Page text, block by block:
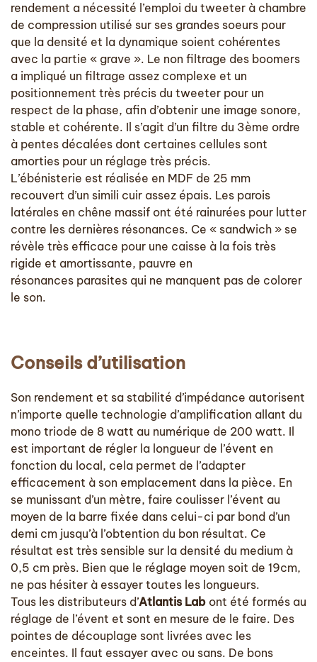
rendement a nécessité l’emploi du tweeter à chambre
de compression utilisé sur ses grandes soeurs pour
que la densité et la dynamique soient cohérentes
avec la partie « grave ». Le non filtrage des boomers
a impliqué un filtrage assez complexe et un
positionnement très précis du tweeter pour un
respect de la phase, afin d’obtenir une image sonore,
stable et cohérente. Il s’agit d’un filtre du 3ème ordre
à pentes décalées dont certaines cellules sont
amorties pour un réglage très précis.
L’ébénisterie est réalisée en MDF de 25 mm
recouvert d’un simili cuir assez épais. Les parois
latérales en chêne massif ont été rainurées pour lutter
contre les dernières résonances. Ce « sandwich » se
révèle très efficace pour une caisse à la fois très
rigide et amortissante, pauvre en
résonances parasites qui ne manquent pas de colorer
le son.
Conseils d’utilisation
Son rendement et sa stabilité d’impédance autorisent
n’importe quelle technologie d’amplification allant du
mono triode de 8 watt au numérique de 200 watt. Il
est important de régler la longueur de l’évent en
fonction du local, cela permet de l’adapter
efficacement à son emplacement dans la pièce. En
se munissant d’un mètre, faire coulisser l’évent au
moyen de la barre fixée dans celui-ci par bond d’un
demi cm jusqu’à l’obtention du bon résultat. Ce
résultat est très sensible sur la densité du medium à
0,5 cm près. Bien que le réglage moyen soit de 19cm,
ne pas hésiter à essayer toutes les longueurs.
Tous les distributeurs d’Atlantis Lab ont été formés au
réglage de l’évent et sont en mesure de le faire. Des
pointes de découplage sont livrées avec les
enceintes. Il faut essayer avec ou sans. De bons